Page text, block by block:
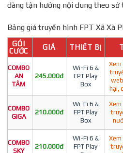
dàng tận hưởng nội dung theo sở
Bảng giá truyền hình FPT Xã Xà
GÓI
CƯỚC
GIÁ THIẾT BỊ
COMBO
AN
TÂM
245.000đ
Wi-Fi 6 &
FPT Play
Box
hại,
COMBO
GIGA
210.000đ
Wi-Fi 6 &
FPT Play
Box
COMBO
SKY
210.000đ
Wi-Fi 6 &
FPT Play